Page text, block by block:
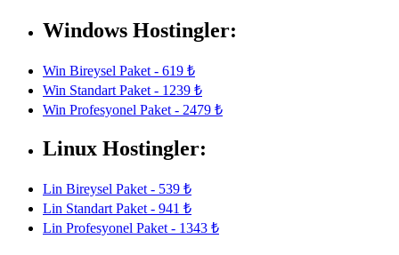
Windows Hostingler:
Win Bireysel Paket - 619 ₺
Win Standart Paket - 1239 ₺
Win Profesyonel Paket - 2479 ₺
Linux Hostingler:
Lin Bireysel Paket - 539 ₺
Lin Standart Paket - 941 ₺
Lin Profesyonel Paket - 1343 ₺